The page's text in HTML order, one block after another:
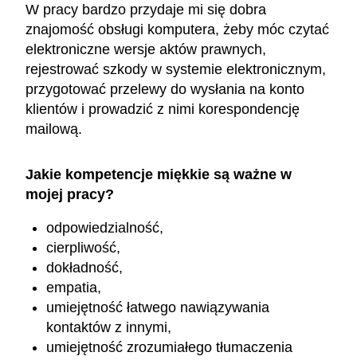
W pracy bardzo przydaje mi się dobra
znajomość obsługi komputera, żeby móc czytać
elektroniczne wersje aktów prawnych,
rejestrować szkody w systemie elektronicznym,
przygotować przelewy do wysłania na konto
klientów i prowadzić z nimi korespondencję
mailową.
Jakie kompetencje miękkie są ważne w
mojej pracy?
odpowiedzialność,
cierpliwość,
dokładność,
empatia,
umiejętność łatwego nawiązywania
kontaktów z innymi,
umiejętność zrozumiałego tłumaczenia